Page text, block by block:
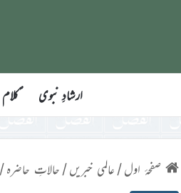
ارشادِ نبوی
صفحۂ اول/ عالمی خبریں/ حالاتِ حاضرہ/